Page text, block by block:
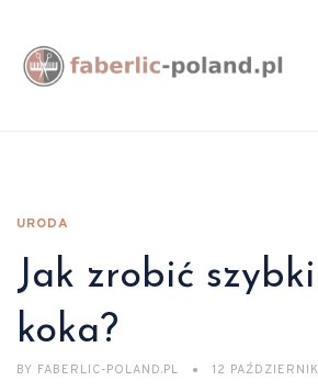
URODA
Jak zrobić
koka?
BY FABERLIC-POLAND.PL 12